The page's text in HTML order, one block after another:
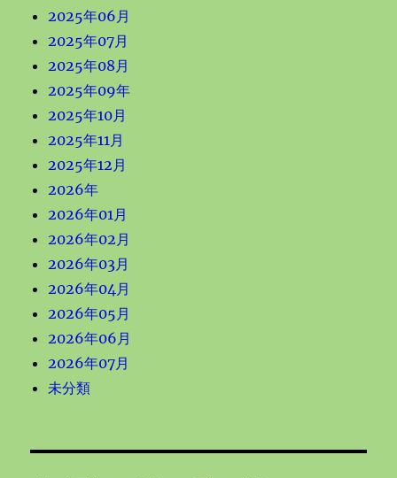
2025年06月
2025年07月
2025年08月
2025年09年
2025年10月
2025年11月
2025年12月
2026年
2026年01月
2026年02月
2026年03月
2026年04月
2026年05月
2026年06月
2026年07月
未分類